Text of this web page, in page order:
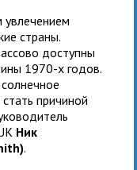
увлечением
страны.
доступны
1970-х годов.
причиной
Ник
.